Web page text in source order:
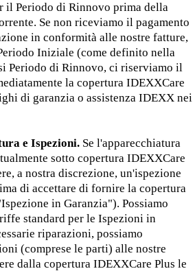
il Periodo di Rinnovo prima della
Se non riceviamo il pagamento
in conformità alle nostre fatture,
Iniziale (come definito nella
Periodo di Rinnovo, ci riserviamo il
la copertura IDEXXCare
di garanzia o assistenza IDEXX nei
e Ispezioni. Se l'apparecchiatura
sotto copertura IDEXXCare
a nostra discrezione, un'ispezione
di accettare di fornire la copertura
in Garanzia"). Possiamo
standard per le Ispezioni in
riparazioni, possiamo
(comprese le parti) alle nostre
dalla copertura IDEXXCare Plus le